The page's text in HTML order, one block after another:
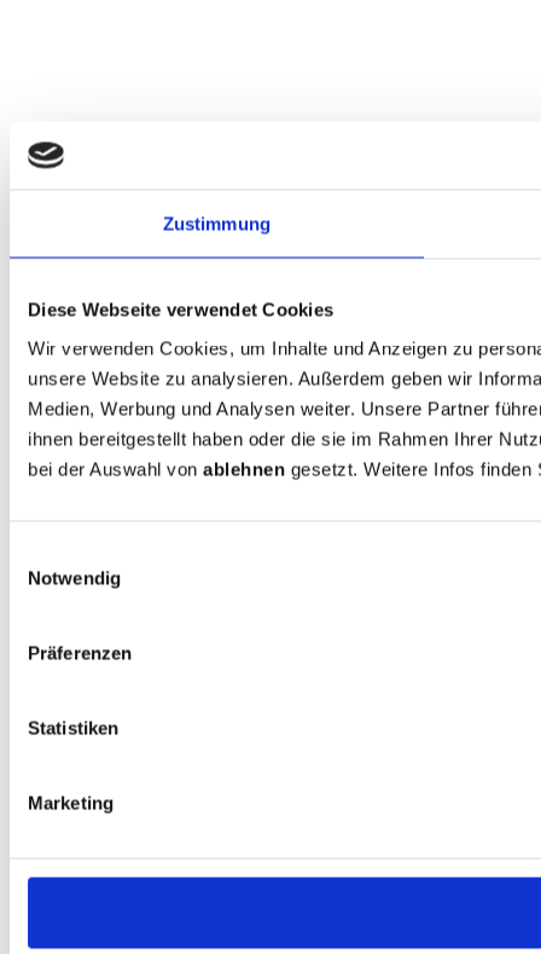
Zustimmung
Diese Webseite verwendet Cookies
Wir verwenden Cookies, um Inhalte und Anzeigen zu
unsere Website zu analysieren. Außerdem geben wir
Medien, Werbung und Analysen weiter. Unsere Partner
ihnen bereitgestellt haben oder die sie im Rahmen Ihrer
bei der Auswahl von ablehnen gesetzt. Weitere Infos
Notwendig
Präferenzen
Statistiken
Marketing